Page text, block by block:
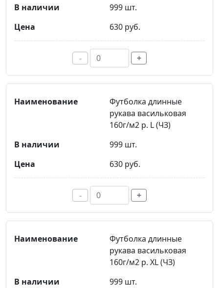
999 шт.
630 руб.
- +
Футболка длинные
рукава васильковая
160г/м2 р. L (ЧЗ)
999 шт.
630 руб.
- +
Футболка длинные
рукава васильковая
160г/м2 р. XL (ЧЗ)
999 шт.